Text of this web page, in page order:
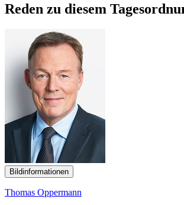
Reden zu diesem
Bildinformationen
Thomas Oppermann